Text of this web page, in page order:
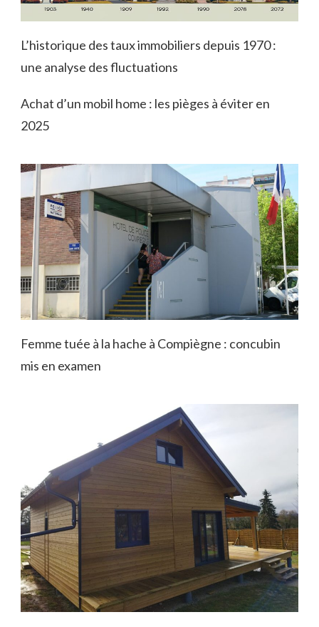
L’historique des taux immobiliers depuis 1970 :
une analyse des fluctuations
Achat d’un mobil home : les pièges à éviter en
2025
Femme tuée à la hache à Compiègne : concubin
mis en examen